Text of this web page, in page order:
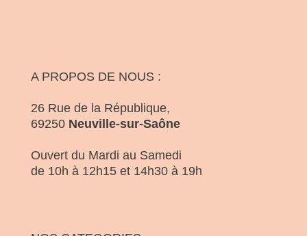
A PROPOS DE NOUS :
26 Rue de la République,
69250 Neuville-sur-Saône
Ouvert du Mardi au Samedi
de 10h à 12h15 et 14h30 à 19h